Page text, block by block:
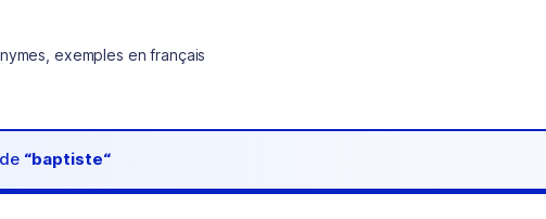
exemples en français
“baptiste“